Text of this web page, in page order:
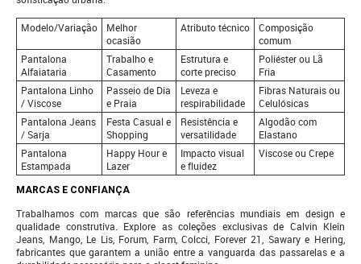
Modelo/Variação
Melhor
ocasião
Atributo técnico
Composição
comum
Pantalona
Alfaiataria
Trabalho e
Casamento
Estrutura e
corte preciso
Poliéster ou Lã
Fria
Pantalona Linho
/ Viscose
Passeio de Dia
e Praia
Leveza e
respirabilidade
Fibras Naturais ou
Celulósicas
Pantalona Jeans
/ Sarja
Festa Casual e
Shopping
Resistência e
versatilidade
Algodão com
Elastano
Pantalona
Estampada
Happy Hour e
Lazer
Impacto visual
e fluidez
Viscose ou Crepe
MARCAS E CONFIANÇA
Trabalhamos com marcas que são referências mundiais em design e
qualidade construtiva. Explore as coleções exclusivas de Calvin Klein
Jeans, Mango, Le Lis, Forum, Farm, Colcci, Forever 21, Sawary e Hering,
fabricantes que garantem a união entre a vanguarda das passarelas e a